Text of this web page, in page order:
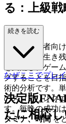
る：上級
/h2>
これは初心者向
トは、夜を生き
を支配し、ゲー
グすることを目
術的分析です。
のスコアリング
す。毎晩の成功
タミナ、時間を
続きを読む
なぜここでプレ
決定版
たに相応